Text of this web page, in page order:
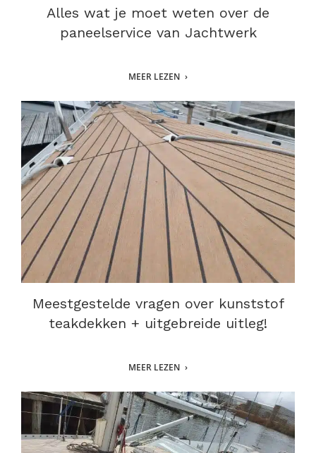
Alles wat je moet weten over de
paneelservice van Jachtwerk
MEER LEZEN
Meestgestelde vragen over kunststof
teakdekken + uitgebreide uitleg!
MEER LEZEN